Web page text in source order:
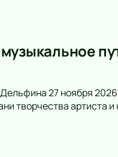
27 ноября
творчества артиста